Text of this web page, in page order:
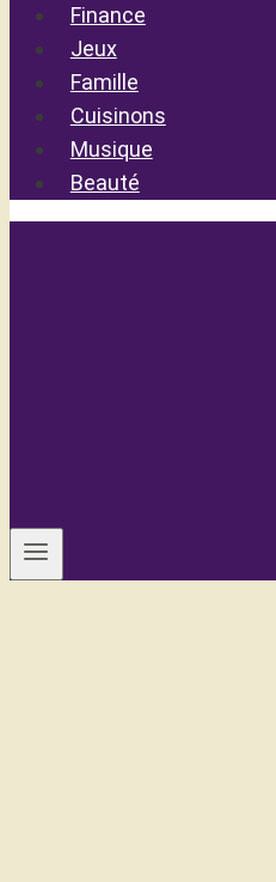
Finance
Jeux
Famille
Cuisinons
Musique
Beauté